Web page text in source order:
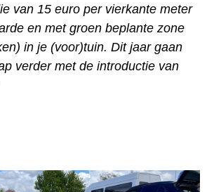
van 15 euro per vierkante meter
en met groen beplante zone
in je (voor)tuin. Dit jaar gaan
verder met de introductie van